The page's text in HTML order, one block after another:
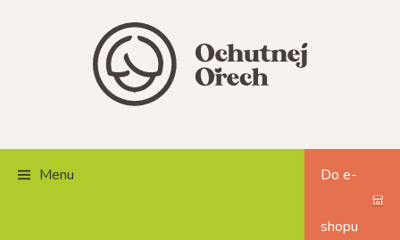
Menu Do e-
shopu